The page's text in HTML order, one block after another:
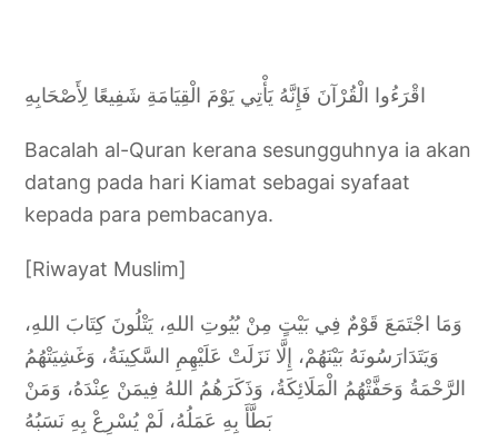
اقْرَءُوا الْقُرْآنَ فَإِنَّهُ يَأْتِي يَوْمَ الْقِيَامَةِ شَفِيعًا لِأَصْحَابِهِ
Bacalah al-Quran kerana sesungguhnya ia akan
datang pada hari Kiamat sebagai syafaat
kepada para pembacanya.
[Riwayat Muslim]
وَمَا اجْتَمَعَ قَوْمٌ فِي بَيْتٍ مِنْ بُيُوتِ اللهِ، يَتْلُونَ كِتَابَ اللهِ،
وَيَتَدَارَسُونَهُ بَيْنَهُمْ، إِلَّا نَزَلَتْ عَلَيْهِمِ السَّكِينَةُ، وَغَشِيَتْهُمُ
الرَّحْمَةُ وَحَفَّتْهُمُ الْمَلَائِكَةُ، وَذَكَرَهُمُ اللهُ فِيمَنْ عِنْدَهُ، وَمَنْ
بَطَّأَ بِهِ عَمَلُهُ، لَمْ يُسْرِعْ بِهِ نَسَبُهُ